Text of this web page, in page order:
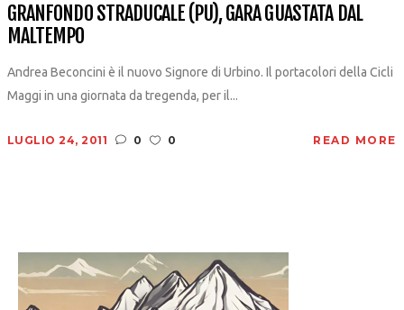
GRANFONDO STRADUCALE (PU), GARA GUASTATA DAL
MALTEMPO
Andrea Beconcini è il nuovo Signore di Urbino. Il portacolori della Cicli
Maggi in una giornata da tregenda, per il...
LUGLIO 24, 2011 0 0 READ MORE